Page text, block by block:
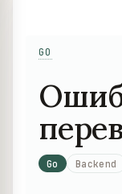
GO
Go Backend